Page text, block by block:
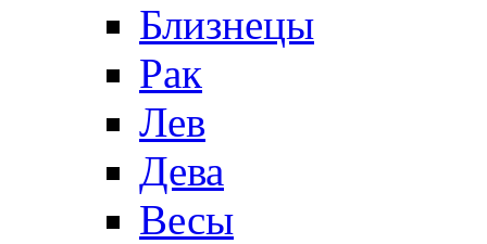
Близнецы
Рак
Лев
Дева
Весы